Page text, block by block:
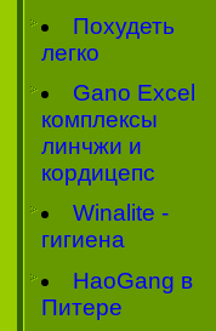
Похудеть
легко
Gano Excel
комплексы
линчжи и
кордицепс
Winalite -
гигиена
HaoGang в
Питере